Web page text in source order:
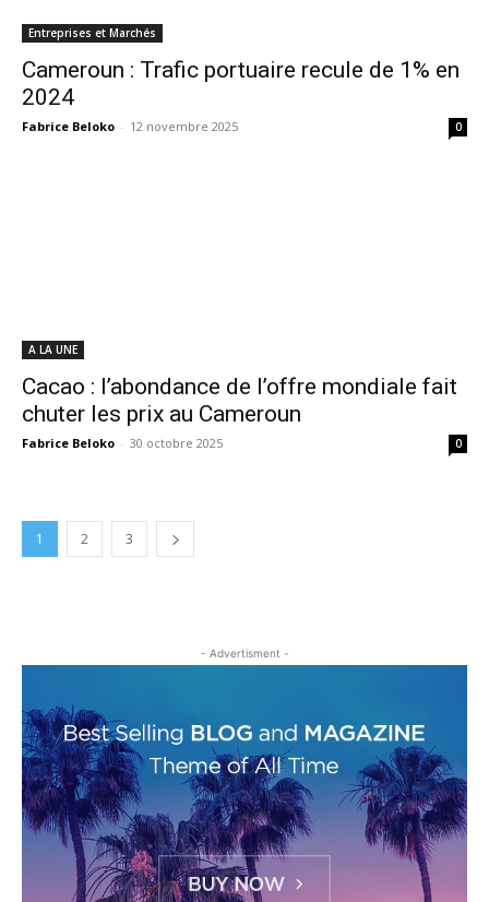
Entreprises et Marchés
Cameroun : Trafic portuaire recule de 1% en
2024
Fabrice Beloko - 12 novembre 2025 0
A LA UNE
Cacao : l’abondance de l’offre mondiale fait
chuter les prix au Cameroun
Fabrice Beloko - 30 octobre 2025 0
1 2 3
- Advertisment -